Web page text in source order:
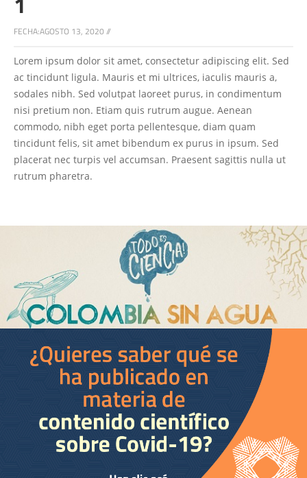
FECHA:AGOSTO 13, 2020 //
Lorem ipsum dolor sit amet, consectetur adipiscing elit. Sed
ac tincidunt ligula. Mauris et mi ultrices, iaculis mauris a,
sodales nibh. Sed volutpat laoreet purus, in condimentum
nisi pretium non. Etiam quis rutrum augue. Aenean
commodo, nibh eget porta pellentesque, diam quam
tincidunt felis, sit amet bibendum ex purus in ipsum. Sed
placerat nec turpis vel accumsan. Praesent sagittis nulla ut
rutrum pharetra.